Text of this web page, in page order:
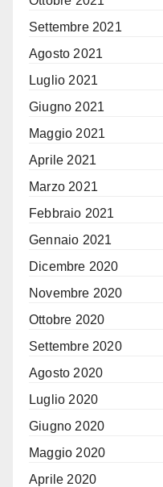
Settembre 2021
Agosto 2021
Luglio 2021
Giugno 2021
Maggio 2021
Aprile 2021
Marzo 2021
Febbraio 2021
Gennaio 2021
Dicembre 2020
Novembre 2020
Ottobre 2020
Settembre 2020
Agosto 2020
Luglio 2020
Giugno 2020
Maggio 2020
Aprile 2020